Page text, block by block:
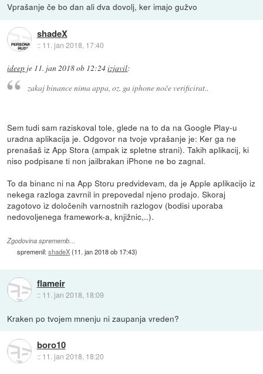
Vprašanje če bo dan ali dva dovolj, ker imajo gužvo
shadeX
:: 11. jan 2018, 17:40
ideep je 11. jan 2018 ob 12:24izjavil:
zakaj binance nima appa, oz. ga iphone noče verificirat..
Sem tudi sam raziskoval tole, glede na to da na Google Play-u
uradna aplikacija je. Odgovor na tvoje vprašanje je: Ker ga ne
prenašaš iz App Stora (ampak iz spletne strani). Takih aplikacij, ki
niso podpisane ti non jailbrakan iPhone ne bo zagnal.
To da binanc ni na App Storu predvidevam, da je Apple aplikacijo iz
nekega razloga zavrnil in prepovedal njeno prodajo. Skoraj
zagotovo iz določenih varnostnih razlogov (bodisi uporaba
nedovoljenega framework-a, knjižnic,..).
Zgodovina sprememb…
spremenil:shadeX(11. jan 2018 ob 17:43)
flameir
:: 11. jan 2018, 18:09
Kraken po tvojem mnenju ni zaupanja vreden?
boro10
:: 11. jan 2018, 18:20